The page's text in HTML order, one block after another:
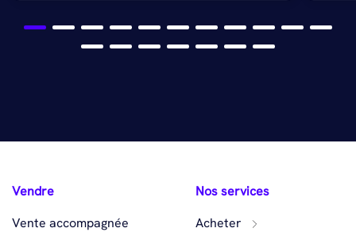
Vendre
Vente accompagnée
Nos services
Acheter